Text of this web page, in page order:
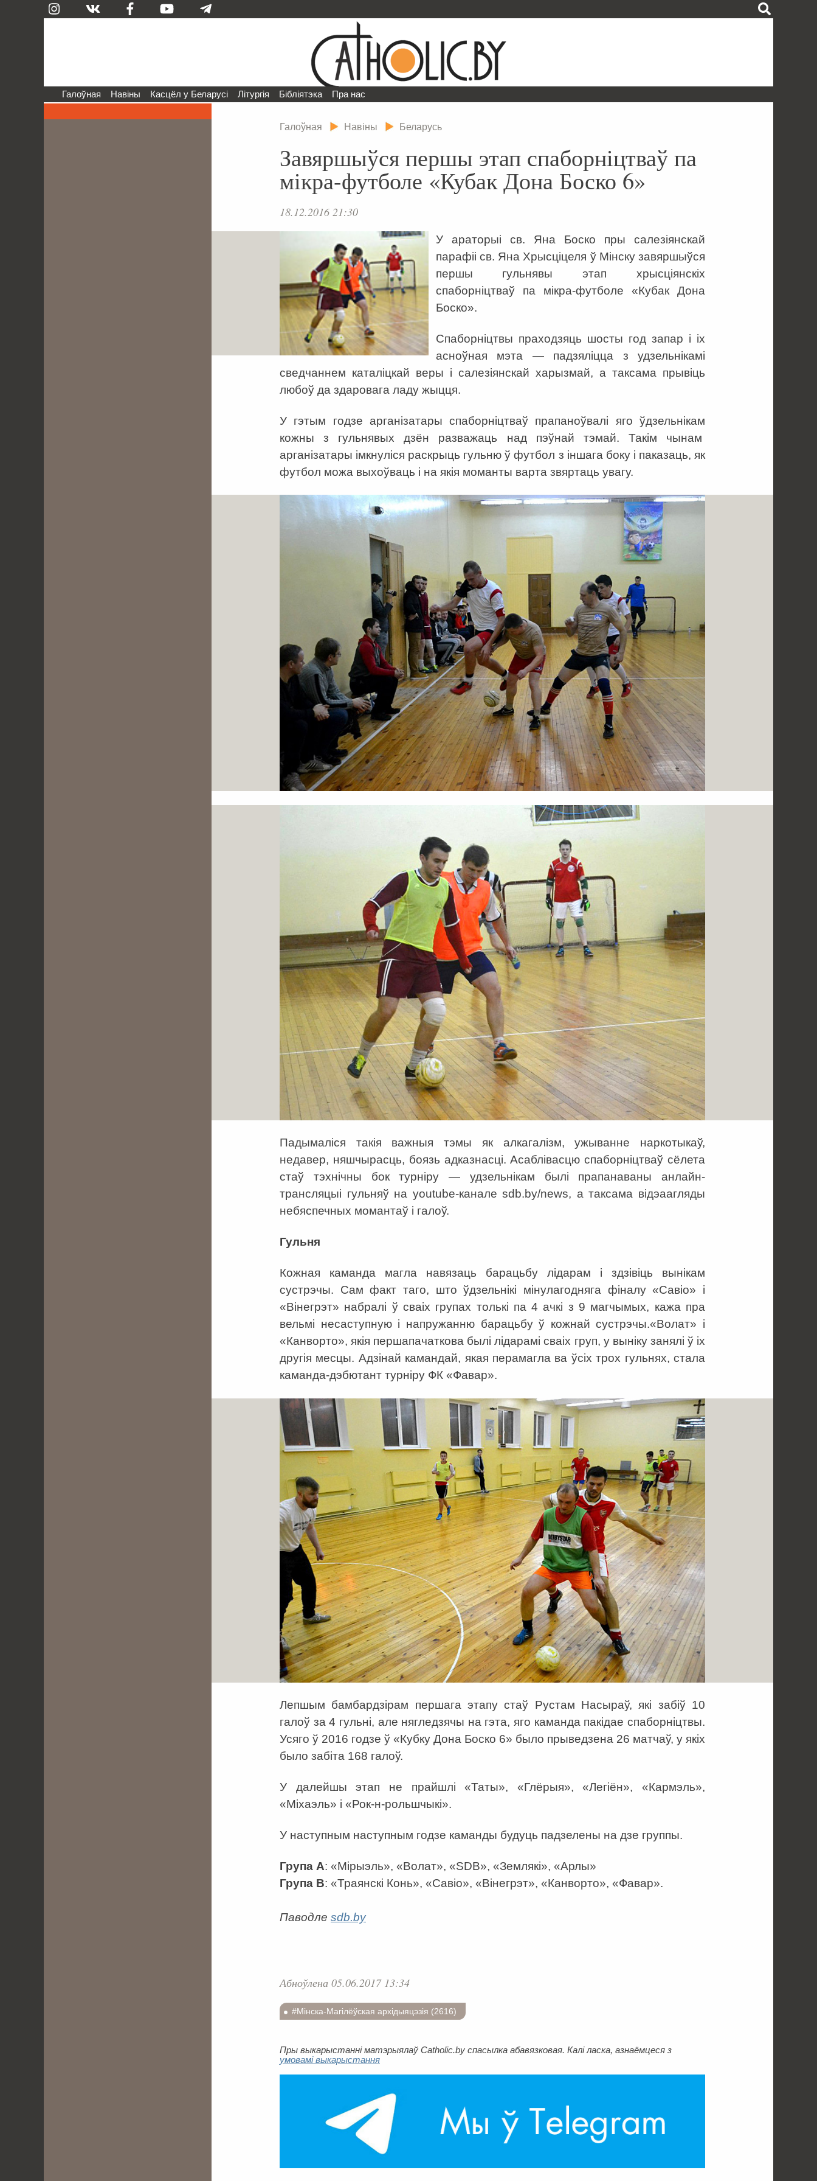
Галоўная Навіны Касцёл у Беларусі Літургія Бібліятэка Пра нас
Галоўная Навіны Беларусь
Завяршыўся першы этап спаборніцтваў па
мікра-футболе «Кубак Дона Боско 6»
18.12.2016 21:30
У араторыі св. Яна Боско пры салезіянскай
парафіі св. Яна Хрысціцеля ў Мінску завяршыўся
першы гульнявы этап хрысціянскіх
спаборніцтваў па мікра-футболе «Кубак Дона
Боско».
Спаборніцтвы праходзяць шосты год запар і іх
асноўная мэта — падзяліцца з удзельнікамі
сведчаннем каталіцкай веры і салезіянскай харызмай, а таксама прывіць
любоў да здаровага ладу жыцця.
У гэтым годзе арганізатары спаборніцтваў прапаноўвалі яго ўдзельнікам
кожны з гульнявых дзён разважаць над пэўнай тэмай. Такім чынам
арганізатары імкнуліся раскрыць гульню ў футбол з іншага боку і паказаць, як
футбол можа выхоўваць і на якія моманты варта звяртаць увагу.
Падымаліся такія важныя тэмы як алкагалізм, ужыванне наркотыкаў,
недавер, няшчырасць, боязь адказнасці. Асаблівасцю спаборніцтваў сёлета
стаў тэхнічны бок турніру — удзельнікам былі прапанаваны анлайн-
трансляцыі гульняў на youtube-канале sdb.by/news, а таксама відэаагляды
небяспечных момантаў і галоў.
Гульня
Кожная каманда магла навязаць барацьбу лідарам і здзівіць вынікам
сустрэчы. Сам факт таго, што ўдзельнікі мінулагодняга фіналу «Савіо» і
«Вінегрэт» набралі ў сваіх групах толькі па 4 ачкі з 9 магчымых, кажа пра
вельмі несаступную і напружанню барацьбу ў кожнай сустрэчы.«Волат» і
«Канворто», якія першапачаткова былі лідарамі сваіх груп, у выніку занялі ў іх
другія месцы. Адзінай камандай, якая перамагла ва ўсіх трох гульнях, стала
каманда-дэбютант турніру ФК «Фавар».
Лепшым бамбардзірам першага этапу стаў Рустам Насыраў, які забіў 10
галоў за 4 гульні, але нягледзячы на гэта, яго каманда пакідае спаборніцтвы.
Усяго ў 2016 годзе ў «Кубку Дона Боско 6» было прыведзена 26 матчаў, у якіх
было забіта 168 галоў.
У далейшы этап не прайшлі «Таты», «Глёрыя», «Легіён», «Кармэль»,
«Міхаэль» і «Рок-н-рольшчыкі».
У наступным наступным годзе каманды будуць падзелены на дзе группы.
Група А: «Мірыэль», «Волат», «SDB», «Землякі», «Арлы»
Група В: «Траянскі Конь», «Савіо», «Вінегрэт», «Канворто», «Фавар».
Паводле sdb.by
Абноўлена 05.06.2017 13:34
#Мінска-Магілёўская архідыяцэзія (2616)
Пры выкарыстанні матэрыялаў Catholic.by спасылка абавязковая. Калі ласка, азнаёмцеся з
умовамі выкарыстання